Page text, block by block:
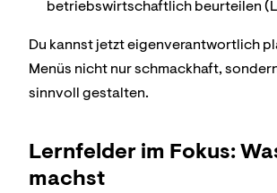
betriebswirtschaftlich beurteilen
Du kannst jetzt eigenverantwortlich
Menüs nicht nur schmackhaft,
sinnvoll gestalten.
Lernfelder im Fokus:
machst